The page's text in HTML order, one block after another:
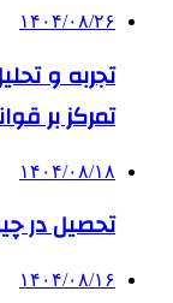
۱۴۰۴/۰۸/۲۶
تجربه و
تمرکز بر
۱۴۰۴/۰۸/۱۸
تحصیل در چین
۱۴۰۴/۰۸/۱۶